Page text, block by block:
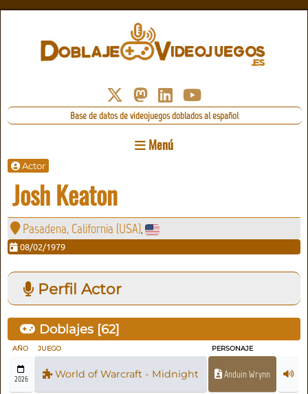
Base de datos de videojuegos doblados al español
Menú
Actor
Josh Keaton
Pasadena, California (USA),
08/02/1979
Perfil Actor
Doblajes [62]
AÑO JUEGO PERSONAJE
2026 World of Warcraft - Midnight Anduin Wrynn